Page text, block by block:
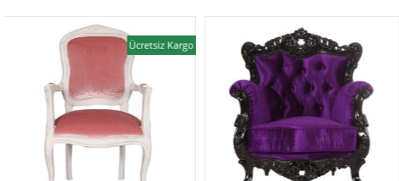
Ücretsiz Kargo